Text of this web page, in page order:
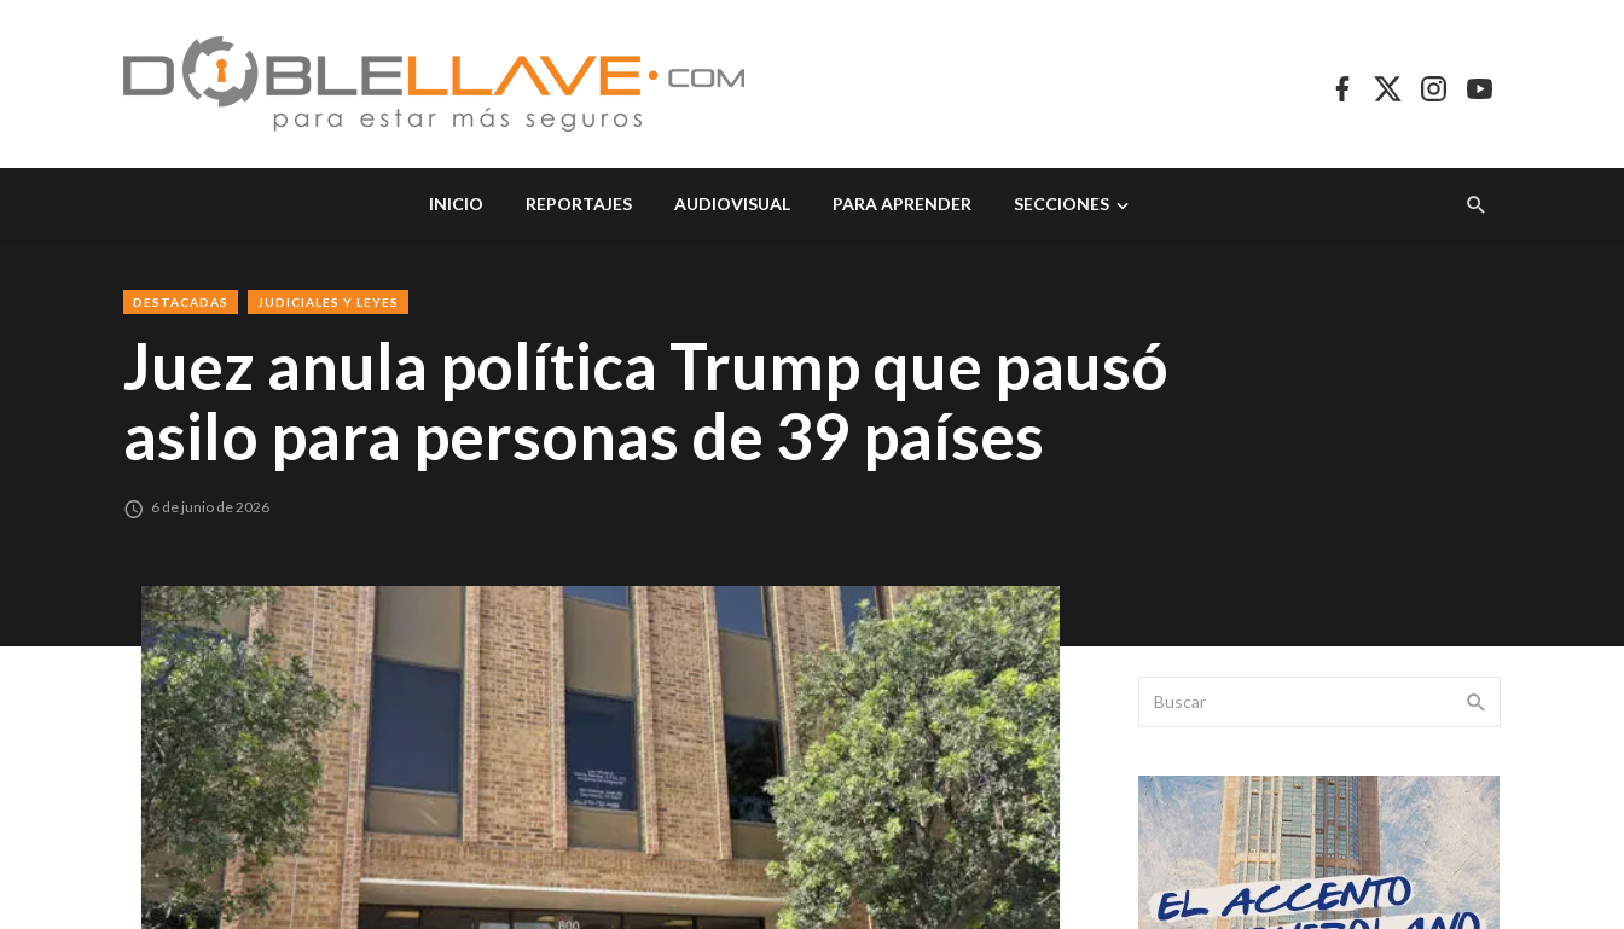
INICIO REPORTAJES AUDIOVISUAL PARA APRENDER SECCIONES
DESTACADAS JUDICIALES Y LEYES
Juez anula política Trump que pausó
asilo para personas de 39 países
6 de junio de 2026